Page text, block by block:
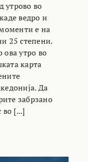
утрово во
ведро и
е на
25 степени.
ова утро во
карта
Да
забрзано
во [...]